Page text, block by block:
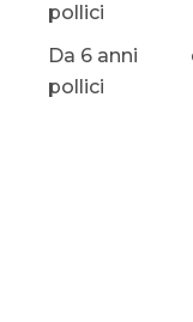
pollici
Da 6
pollici